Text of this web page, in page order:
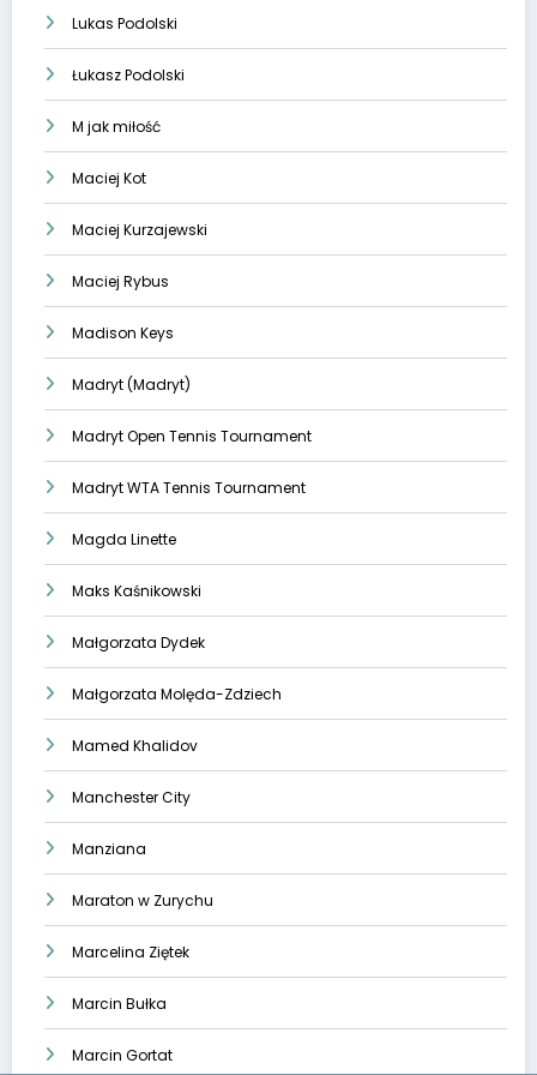
Lukas Podolski
Łukasz Podolski
M jak miłość
Maciej Kot
Maciej Kurzajewski
Maciej Rybus
Madison Keys
Madryt (Madryt)
Madryt Open Tennis Tournament
Madryt WTA Tennis Tournament
Magda Linette
Maks Kaśnikowski
Małgorzata Dydek
Małgorzata Molęda-Zdziech
Mamed Khalidov
Manchester City
Manziana
Maraton w Zurychu
Marcelina Ziętek
Marcin Bułka
Marcin Gortat